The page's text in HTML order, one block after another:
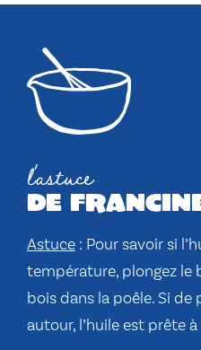
l'astuce
de
Astuce : Pour savoir si
température, plongez le
bois dans la poêle. Si
autour, l’huile est prête